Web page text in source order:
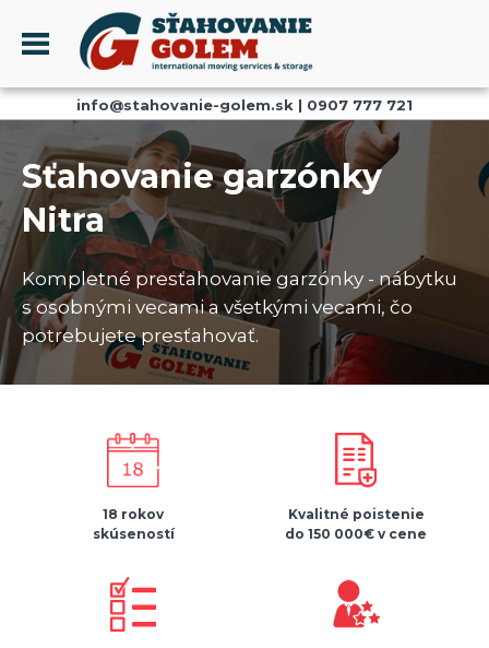
Menu
PROFIL
SŤAHOVANIE - SŤAHOVACIE SLUŽBY
DOPRAVA - DOPRAVNÉ SLUŽBY
AKCIE A ZĽAVY
SKLADOVANIE
REFERENCIE
CENNÍK
KONTAKT
info@stahovanie-golem.sk | 0907 777 721
Sťahovanie garzónky
Nitra
Kompletné presťahovanie garzónky - nábytku
s osobnými vecami a všetkými vecami, čo
potrebujete presťahovať.
18 rokov
skúseností
Kvalitné poistenie
do 150 000€ v cene